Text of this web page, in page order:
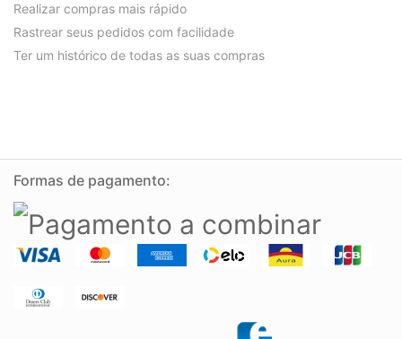
Realizar compras mais rápido
Rastrear seus pedidos com facilidade
Ter um histórico de todas as suas compras
Formas de pagamento: